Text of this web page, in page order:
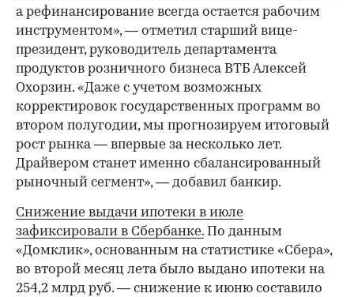
а рефинансирование всегда остается рабочим
инструментом», — отметил старший вице-
президент, руководитель департамента
продуктов розничного бизнеса ВТБ Алексей
Охорзин. «Даже с учетом возможных
корректировок государственных программ во
втором полугодии, мы прогнозируем итоговый
рост рынка — впервые за несколько лет.
Драйвером станет именно сбалансированный
рыночный сегмент», — добавил банкир.
Снижение выдачи ипотеки в июле
зафиксировали в Сбербанке. По данным
«Домклик», основанным на статистике «Сбера»,
во второй месяц лета было выдано ипотеки на
254,2 млрд руб. — снижение к июню составило